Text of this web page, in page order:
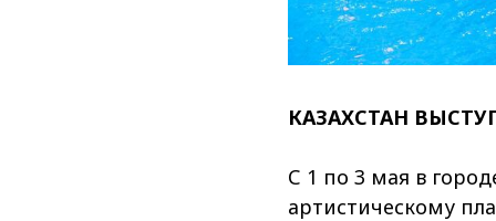
КАЗАХСТАН
С 1 по 3 мая в
артистическому